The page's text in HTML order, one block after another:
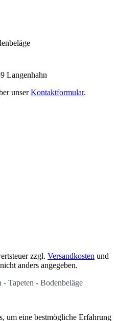
Langenhahn
unserKontaktformular.
zzgl. Versandkosten und
anders angegeben.
- Tapeten - Bodenbeläge
um eine bestmögliche Erfahrung